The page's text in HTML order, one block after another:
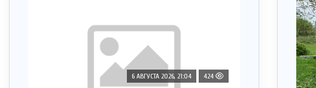
6 АВГУСТА 2026, 21:04 424